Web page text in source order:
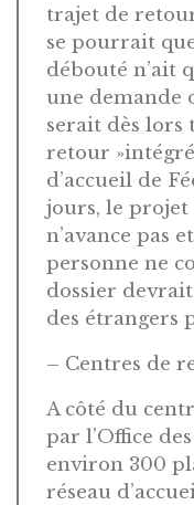
trajet de
se pourrait
débouté n’ait
une demande
serait dès lors
retour
d’accueil de
jours, le
n’avance pas
personne ne
dossier
des étrangers
– Centres de
A côté du
par l’Office
environ 300
réseau